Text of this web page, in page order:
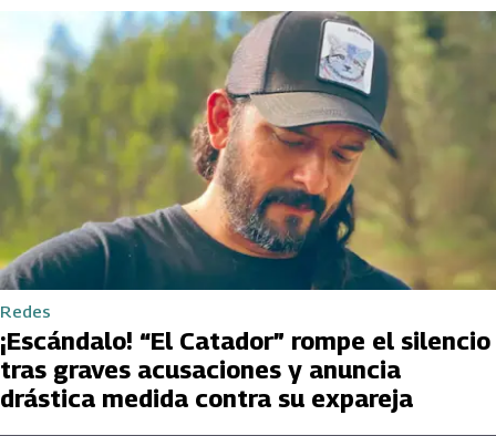
Redes
¡Escándalo! “El Catador” rompe el silencio
tras graves acusaciones y anuncia
drástica medida contra su expareja